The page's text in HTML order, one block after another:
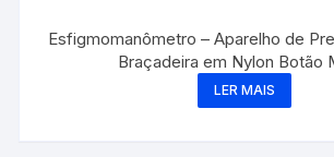
Esfigmomanômetro – Aparelho de
Braçadeira em Nylon Botão
LER MAIS